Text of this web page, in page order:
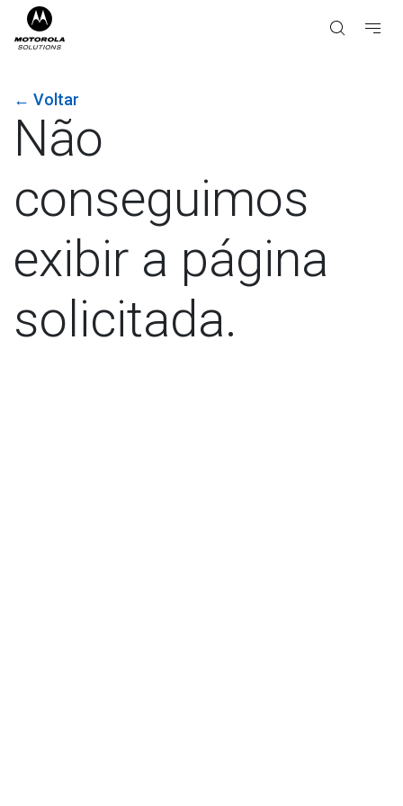
← Voltar
Não
conseguimos
exibir a página
solicitada.